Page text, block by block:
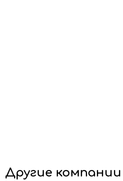
Другие